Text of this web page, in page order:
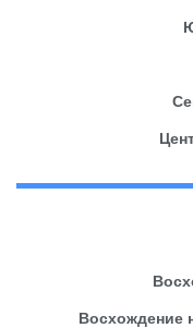
Восхождение